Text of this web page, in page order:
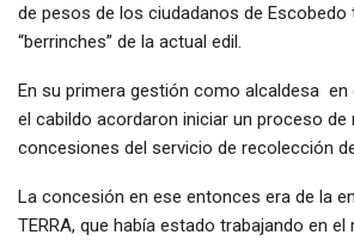
de pesos de los ciudadanos de
“berrinches” de la actual edil.
En su primera gestión como alcaldesa en
el cabildo acordaron iniciar un proceso de
concesiones del servicio de recolección
La concesión en ese entonces era de la
TERRA, que había estado trabajando en el